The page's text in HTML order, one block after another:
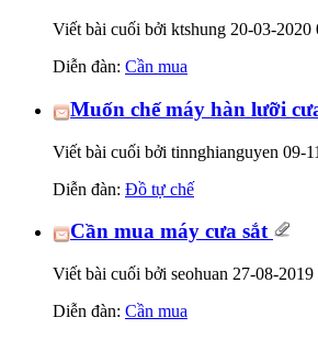
Viết bài cuối bởi ktshung 20-03-2020
Diễn đàn: Cần mua
Muốn chế máy hàn lưỡi
Viết bài cuối bởi tinnghianguyen 09-
Diễn đàn: Đồ tự chế
Cần mua máy cưa sắt
Viết bài cuối bởi seohuan 27-08-2019
Diễn đàn: Cần mua